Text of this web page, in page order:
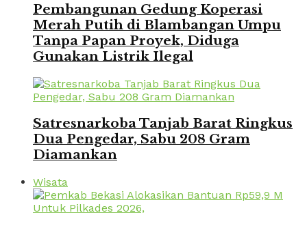
Pembangunan Gedung Koperasi
Merah Putih di Blambangan Umpu
Tanpa Papan Proyek, Diduga
Gunakan Listrik Ilegal
Satresnarkoba Tanjab Barat Ringkus
Dua Pengedar, Sabu 208 Gram
Diamankan
Wisata